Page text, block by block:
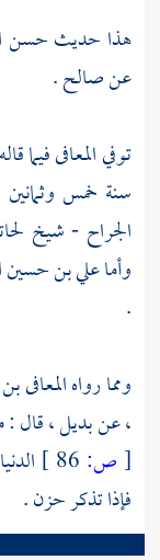
هذا حديث حسن
عنصالح.
توفيالمعافىفيما قاله
سنة خمس
الجراح - شيخ
وأماعلي بن
.
ومما رواهالمعافى
، عنبديل، قال
[ص:
فإذا تذكر حزن .